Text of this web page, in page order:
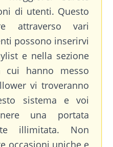
di utenti. Questo
attraverso vari
possono inserirvi
e nella sezione
cui hanno messo
vi troveranno
sistema e voi
una portata
illimitata. Non